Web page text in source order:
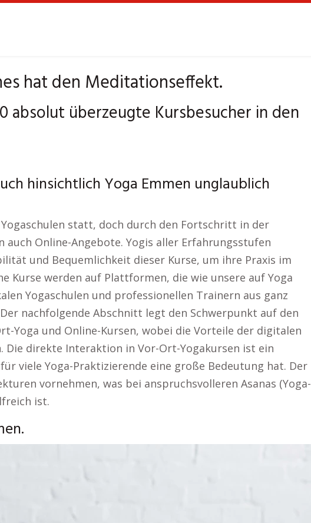
hat den Meditationseffekt.
absolut überzeugte Kursbesucher in den
hinsichtlich Yoga Emmen unglaublich
statt, doch durch den Fortschritt in der
Online-Angebote. Yogis aller Erfahrungsstufen
und Bequemlichkeit dieser Kurse, um ihre Praxis im
Kurse werden auf Plattformen, die wie unsere auf Yoga
Yogaschulen und professionellen Trainern aus ganz
nachfolgende Abschnitt legt den Schwerpunkt auf den
Yoga und Online-Kursen, wobei die Vorteile der digitalen
Die direkte Interaktion in Vor-Ort-Yogakursen ist ein
viele Yoga-Praktizierende eine große Bedeutung hat. Der
vornehmen, was bei anspruchsvolleren Asanas (Yoga-
ist.